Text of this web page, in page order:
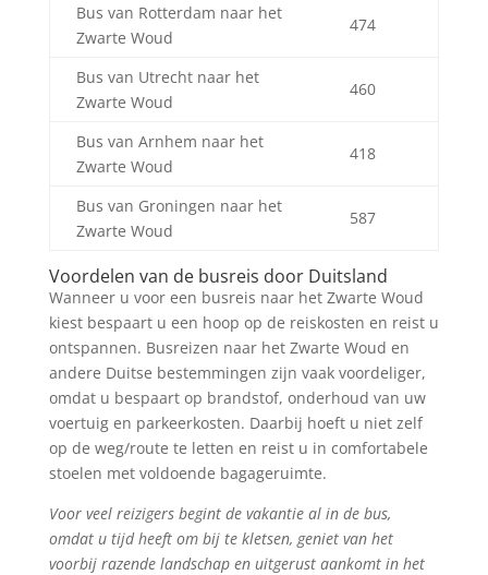
Bus van Rotterdam naar het
Zwarte Woud
474
Bus van Utrecht naar het
Zwarte Woud
460
Bus van Arnhem naar het
Zwarte Woud
418
Bus van Groningen naar het
Zwarte Woud
587
Voordelen van de busreis door Duitsland
Wanneer u voor een busreis naar het Zwarte Woud
kiest bespaart u een hoop op de reiskosten en reist u
ontspannen. Busreizen naar het Zwarte Woud en
andere Duitse bestemmingen zijn vaak voordeliger,
omdat u bespaart op brandstof, onderhoud van uw
voertuig en parkeerkosten. Daarbij hoeft u niet zelf
op de weg/route te letten en reist u in comfortabele
stoelen met voldoende bagageruimte.
Voor veel reizigers begint de vakantie al in de bus,
omdat u tijd heeft om bij te kletsen, geniet van het
voorbij razende landschap en uitgerust aankomt in het